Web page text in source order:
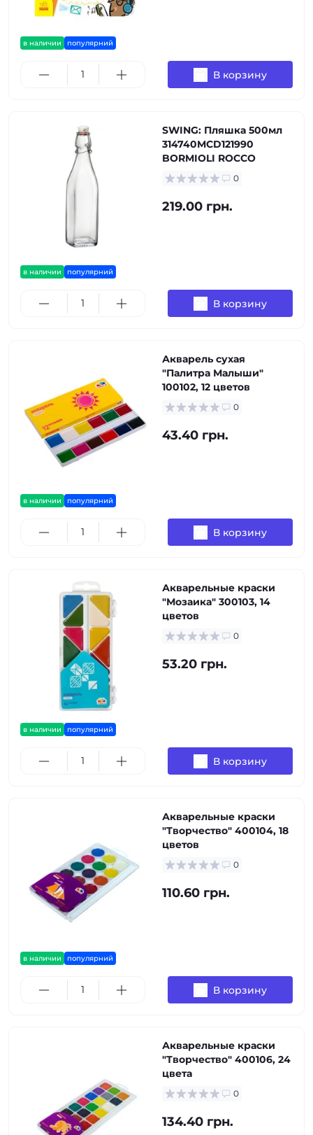
в наличии популярний
В корзину
в наличии популярний
SWING: Пляшка 500мл
314740MCD121990
BORMIOLI ROCCO
0
219.00 грн.
В корзину
в наличии популярний
Акварель сухая
"Палитра Малыши"
100102, 12 цветов
0
43.40 грн.
В корзину
в наличии популярний
Акварельные краски
"Мозаика" 300103, 14
цветов
0
53.20 грн.
В корзину
в наличии популярний
Акварельные краски
"Творчество" 400104, 18
цветов
0
110.60 грн.
В корзину
Акварельные краски
"Творчество" 400106, 24
цвета
0
134.40 грн.